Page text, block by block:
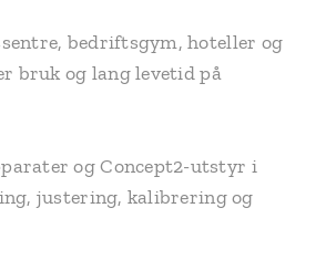
bedriftsgym, hoteller og
bruk og lang levetid på
og Concept2-utstyr i
justering, kalibrering og